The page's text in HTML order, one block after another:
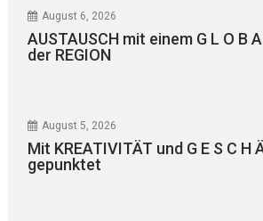
August 6, 2026
AUSTAUSCH mit einem G L O B
der REGION
August 5, 2026
Mit KREATIVITÄT und G E S C H
gepunktet